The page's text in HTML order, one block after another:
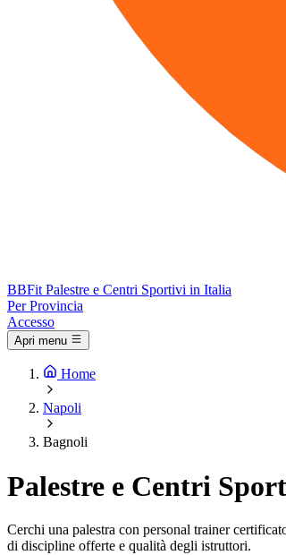
BBFit Palestre e Centri Sportivi in Italia
Per Provincia
Accesso
Apri menu
Home
Napoli
Bagnoli
Palestre e Centri
Cerchi una palestra con personal trainer
di discipline offerte e qualità degli istruttori.